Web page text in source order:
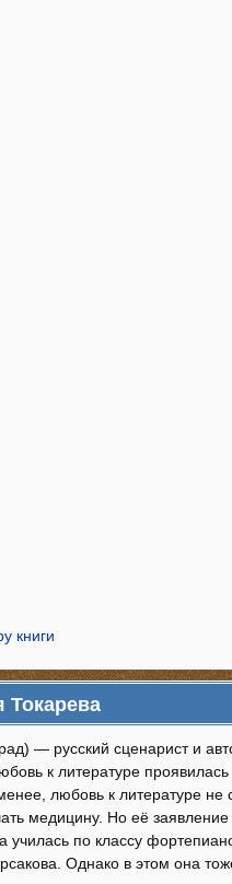
книги
Токарева
— русский сценарист и
к литературе проявилась
любовь к литературе
медицину. Но её
по классу
Однако в этом она